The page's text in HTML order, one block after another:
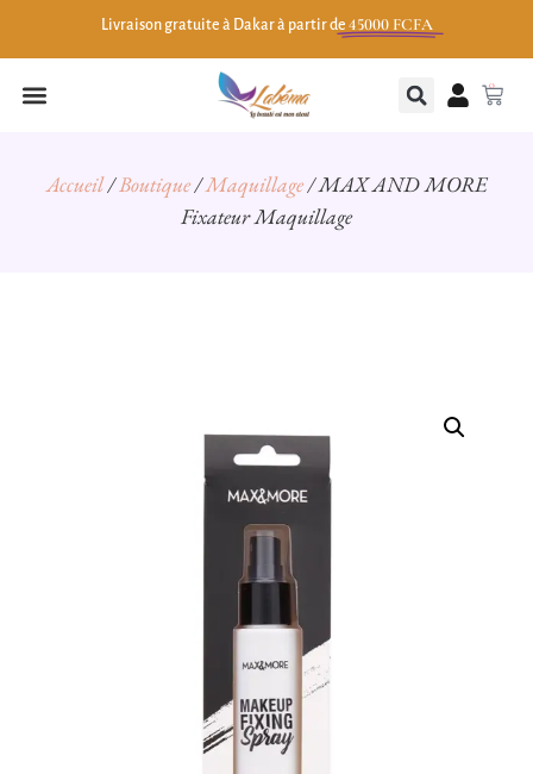
Livraison gratuite à Dakar à partir de 45000 FCFA
0
Accueil/Boutique/Maquillage/ MAX AND MORE
Fixateur Maquillage